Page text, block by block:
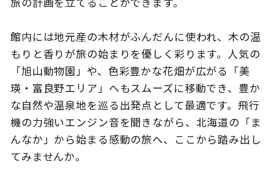
館内には地元産の木材がふんだんに使われ、木の温
もりと香りが旅の始まりを優しく彩ります。人気の
「旭山動物園」や、色彩豊かな花畑が広がる「美
瑛・富良野エリア」へもスムーズに移動でき、豊か
な自然や温泉地を巡る出発点として最適です。飛行
機の力強いエンジン音を聞きながら、北海道の「ま
んなか」から始まる感動の旅へ、ここから踏み出し
てみませんか。